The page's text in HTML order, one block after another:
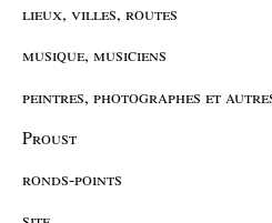
lieux, villes, routes
musique, musiciens
peintres, photographes et
Proust
ronds-points